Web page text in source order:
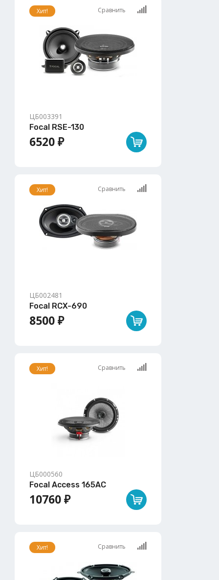
Хит! Сравнить
ЦБ003391
Focal RSE-130
6520 ₽
Хит! Сравнить
ЦБ002481
Focal RCX-690
8500 ₽
Хит! Сравнить
ЦБ000560
Focal Access 165AC
10760 ₽
Хит! Сравнить